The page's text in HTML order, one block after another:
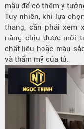
mẫu để có thêm ý
Tuy nhiên, khi lựa
thang, cần phải xem
năng chịu được môi
chất liệu hoặc màu
và thẩm mỹ của tủ.